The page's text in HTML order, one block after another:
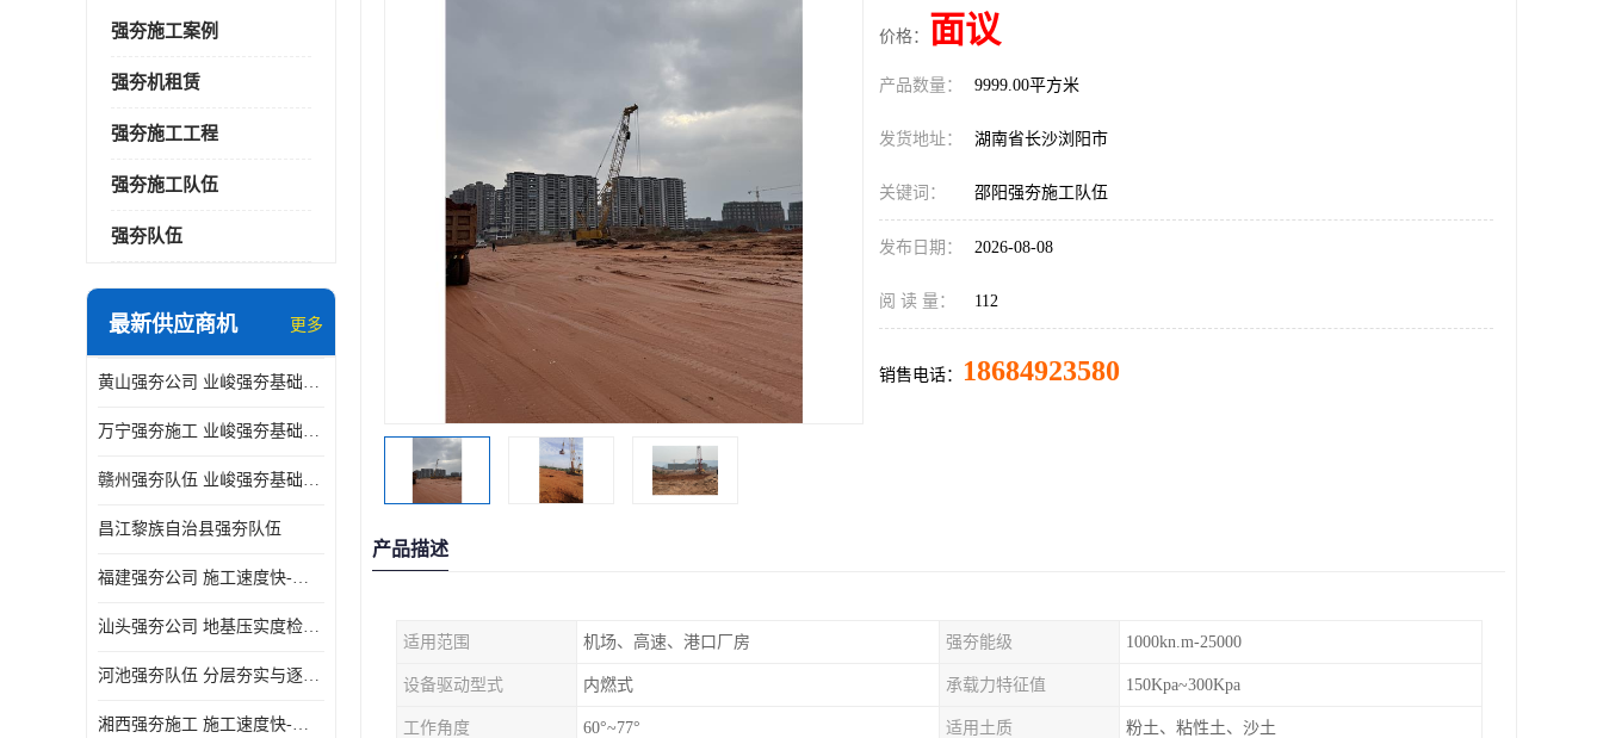
强夯施工案例
强夯机租赁
强夯施工工程
强夯施工队伍
强夯队伍
最新供应商机 更多
黄山强夯公司 业峻强夯基础工程
万宁强夯施工 业峻强夯基础工程
赣州强夯队伍 业峻强夯基础工程
昌江黎族自治县强夯队伍
福建强夯公司 施工速度快-施耐用性强
汕头强夯公司 地基压实度检测方法与标准
河池强夯队伍 分层夯实与逐层检测技术
湘西强夯施工 施工速度快-施耐用性强
价格： 面议
产品数量： 9999.00平方米
发货地址： 湖南省长沙浏阳市
关键词： 邵阳强夯施工队伍
发布日期： 2026-08-08
阅 读 量： 112
销售电话： 18684923580
产品描述
适用范围 机场、高速、港口厂房 强夯能级 1000kn.m-25000
设备驱动型式 内燃式 承载力特征值 150Kpa~300Kpa
工作角度 60°~77° 适用土质 粉土、粘性土、沙土